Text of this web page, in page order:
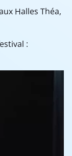
Halles Théa,
: